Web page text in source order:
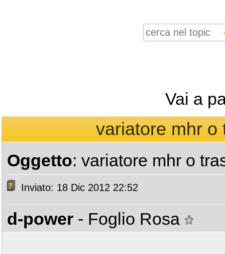
Vai a
variatore mhr o
Oggetto: variatore mhr o
Inviato: 18 Dic 2012 22:52
d-power - Foglio Rosa